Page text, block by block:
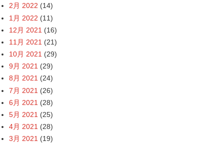
2月 2022 (14)
1月 2022 (11)
12月 2021 (16)
11月 2021 (21)
10月 2021 (29)
9月 2021 (29)
8月 2021 (24)
7月 2021 (26)
6月 2021 (28)
5月 2021 (25)
4月 2021 (28)
3月 2021 (19)